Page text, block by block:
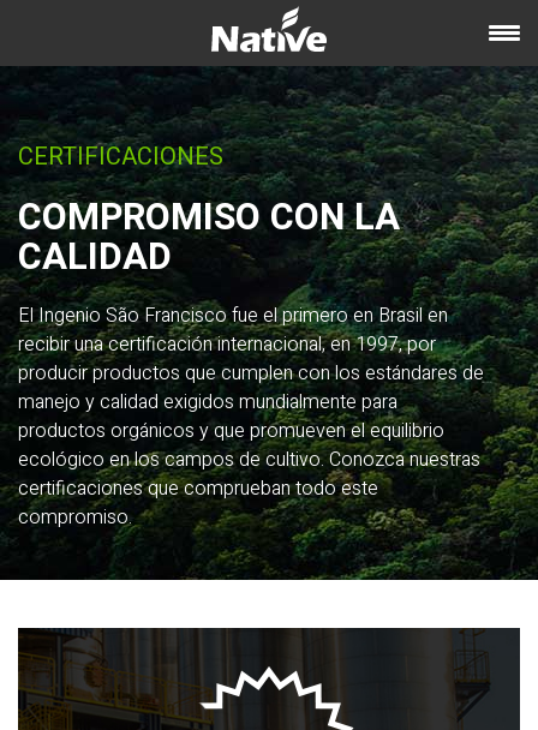
CERTIFICACIONES
COMPROMISO CON LA
CALIDAD
El Ingenio São Francisco fue el primero en Brasil en
recibir una certificación internacional, en 1997, por
producir productos que cumplen con los estándares de
manejo y calidad exigidos mundialmente para
productos orgánicos y que promueven el equilibrio
ecológico en los campos de cultivo. Conozca nuestras
certificaciones que comprueban todo este
compromiso.